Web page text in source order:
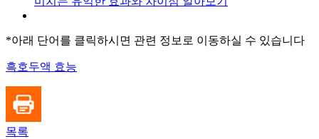
*아래 단어를 클릭하시면 관련 정보로 이동하실 수 있습니다
흑호두액 효능
목록